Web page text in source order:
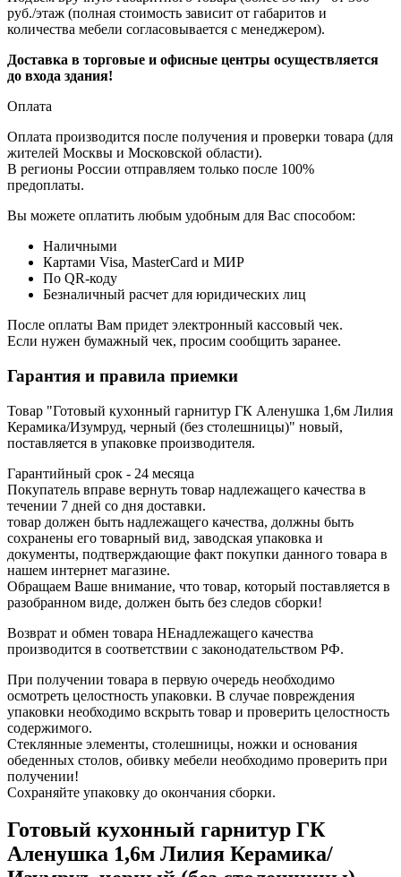
руб./этаж (полная стоимость зависит от габаритов и
количества мебели согласовывается с менеджером).
Доставка в торговые и офисные центры осуществляется
до входа здания!
Оплата
Оплата производится после получения и проверки товара (для
жителей Москвы и Московской области).
В регионы России отправляем только после 100%
предоплаты.
Вы можете оплатить любым удобным для Вас способом:
Наличными
Картами Visa, MasterCard и МИР
По QR-коду
Безналичный расчет для юридических лиц
После оплаты Вам придет электронный кассовый чек.
Если нужен бумажный чек, просим сообщить заранее.
Гарантия и правила приемки
Товар "Готовый кухонный гарнитур ГК Аленушка 1,6м Лилия
Керамика/Изумруд, черный (без столешницы)" новый,
поставляется в упаковке производителя.
Гарантийный срок - 24 месяца
Покупатель вправе вернуть товар надлежащего качества в
течении 7 дней со дня доставки.
товар должен быть надлежащего качества, должны быть
сохранены его товарный вид, заводская упаковка и
документы, подтверждающие факт покупки данного товара в
нашем интернет магазине.
Обращаем Ваше внимание, что товар, который поставляется в
разобранном виде, должен быть без следов сборки!
Возврат и обмен товара НЕнадлежащего качества
производится в соответствии с законодательством РФ.
При получении товара в первую очередь необходимо
осмотреть целостность упаковки. В случае повреждения
упаковки необходимо вскрыть товар и проверить целостность
содержимого.
Стеклянные элементы, столешницы, ножки и основания
обеденных столов, обивку мебели необходимо проверить при
получении!
Сохраняйте упаковку до окончания сборки.
Готовый кухонный гарнитур ГК
Аленушка 1,6м Лилия Керамика/